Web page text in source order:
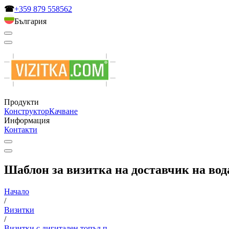
☎+359 879 558562
България
Продукти
КонструкторКачване
Информация
Контакти
Шаблон за визитка на доставчик на
Начало
/
Визитки
/